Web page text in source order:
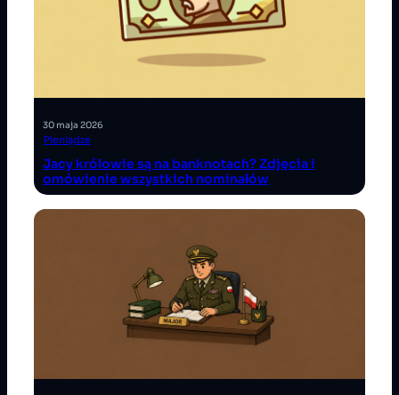
30 maja 2026
Pieniądze
Jacy królowie są na banknotach? Zdjęcia i
omówienie wszystkich nominałów